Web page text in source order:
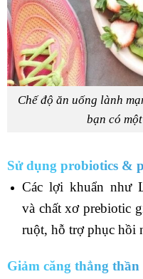
Chế độ ăn uống lành
bạn có
Sử dụng probiotics &
Các lợi khuẩn như
và chất xơ prebiotic
ruột, hỗ trợ phục hồi
Giảm căng thẳng